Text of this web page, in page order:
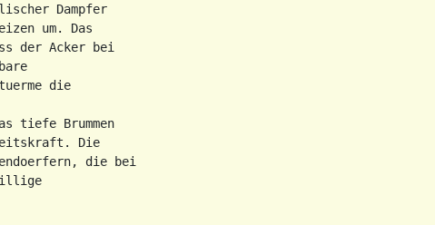
Dampfer
um. Das
der Acker bei
die
tiefe Brummen
Die
die bei